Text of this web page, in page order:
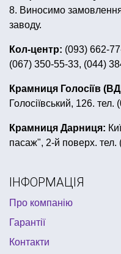
дитячі запрошення
костюми новорічні
купити карнавальний
все для дня
вечірка в стилі
свинка пеппа все
ковбойські капелюхи
костюми на весілля
8. Виносимо
заводу.
Кол-центр: (093) 662-
(067) 350-55-33, (044)
Крамниця Голосіїв
Голосіївський, 126.
Крамниця Дарниця:
пасаж", 2-й поверх. тел.
ІНФОРМАЦІЯ
Про компанію
Гарантії
Контакти